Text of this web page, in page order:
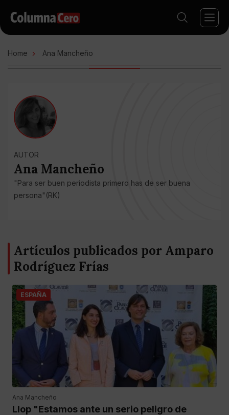
Home Ana Mancheño
AUTOR
Ana Mancheño
"Para ser buen periodista primero has de ser buena
persona"(RK)
Artículos publicados por Amparo
Rodríguez Frías
ESPAÑA
Ana Mancheño
Llop "Estamos ante un serio peligro de